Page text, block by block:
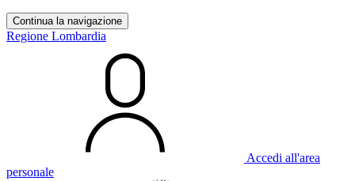
Continua la navigazione
Regione Lombardia
Accedi all'area
personale